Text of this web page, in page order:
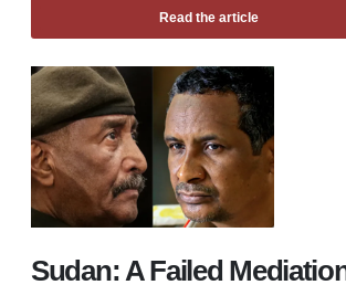
Read the article
Sudan: A Failed